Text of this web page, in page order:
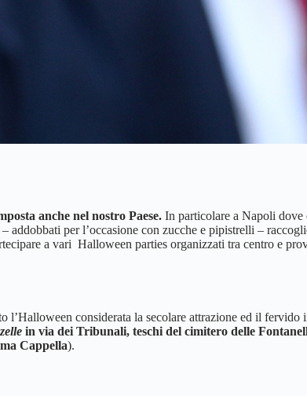
anche nel nostro Paese. In particolare a Napoli dove
addobbati per l’occasione con zucche e pipistrelli –
a vari Halloween parties organizzati tra centro e
l’Halloween considerata la secolare attrazione ed il fervido
in via dei Tribunali, teschi del cimitero delle
Cappella).